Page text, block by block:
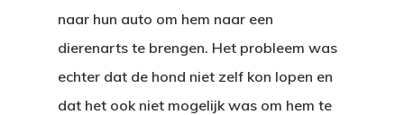
naar hun auto om hem naar een
dierenarts te brengen. Het probleem was
echter dat de hond niet zelf kon lopen en
dat het ook niet mogelijk was om hem te